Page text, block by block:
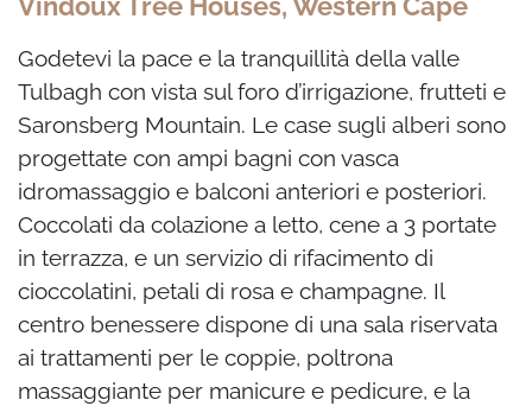
Vindoux Tree Houses, Western Cape
Godetevi la pace e la tranquillità della valle
Tulbagh con vista sul foro d’irrigazione, frutteti e
Saronsberg Mountain. Le case sugli alberi sono
progettate con ampi bagni con vasca
idromassaggio e balconi anteriori e posteriori.
Coccolati da colazione a letto, cene a 3 portate
in terrazza, e un servizio di rifacimento di
cioccolatini, petali di rosa e champagne. Il
centro benessere dispone di una sala riservata
ai trattamenti per le coppie, poltrona
massaggiante per manicure e pedicure, e la